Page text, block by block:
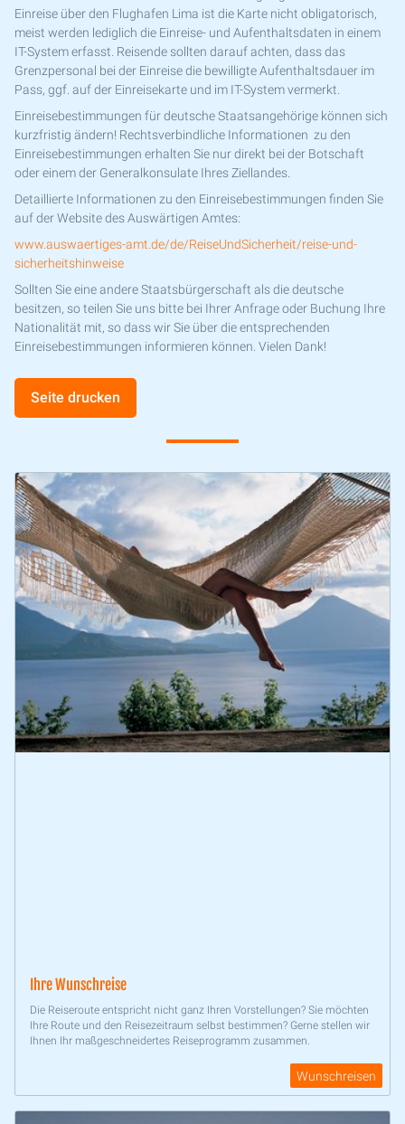
Einreise über den Flughafen Lima ist die Karte nicht obligatorisch,
meist werden lediglich die Einreise- und Aufenthaltsdaten in einem
IT-System erfasst. Reisende sollten darauf achten, dass das
Grenzpersonal bei der Einreise die bewilligte Aufenthaltsdauer im
Pass, ggf. auf der Einreisekarte und im IT-System vermerkt.
Einreisebestimmungen für deutsche Staatsangehörige können sich
kurzfristig ändern! Rechtsverbindliche Informationen zu den
Einreisebestimmungen erhalten Sie nur direkt bei der Botschaft
oder einem der Generalkonsulate Ihres Ziellandes.
Detaillierte Informationen zu den Einreisebestimmungen finden Sie
auf der Website des Auswärtigen Amtes:
www.auswaertiges-amt.de/de/ReiseUndSicherheit/reise-und-
sicherheitshinweise
Sollten Sie eine andere Staatsbürgerschaft als die deutsche
besitzen, so teilen Sie uns bitte bei Ihrer Anfrage oder Buchung Ihre
Nationalität mit, so dass wir Sie über die entsprechenden
Einreisebestimmungen informieren können. Vielen Dank!
Seite drucken
Ihre Wunschreise
Die Reiseroute entspricht nicht ganz Ihren Vorstellungen? Sie möchten
Ihre Route und den Reisezeitraum selbst bestimmen? Gerne stellen wir
Ihnen Ihr maßgeschneidertes Reiseprogramm zusammen.
Wunschreisen